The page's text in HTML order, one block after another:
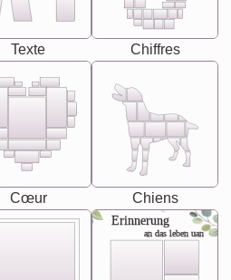
Texte Chiffres
Cœur Chiens
Erinnerung
an das leben uan